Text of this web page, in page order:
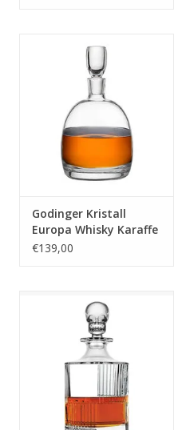
Godinger Kristall
Europa Whisky Karaffe
– 1 Liter
€139,00